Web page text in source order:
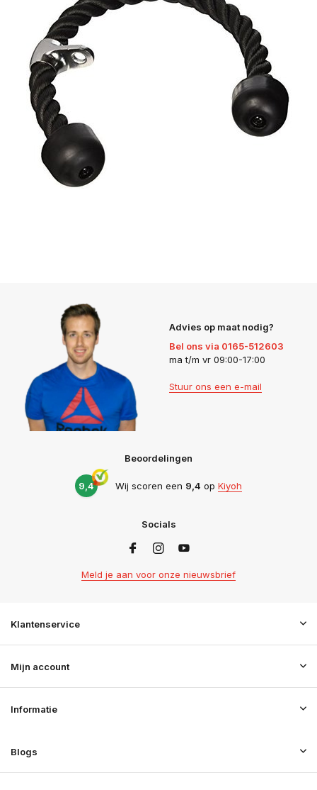
Advies op maat nodig?
Bel ons via 0165-512603
ma t/m vr 09:00-17:00
Stuur ons een e-mail
Beoordelingen
9,4 Wij scoren een 9,4 op Kiyoh
Socials
Meld je aan voor onze nieuwsbrief
Klantenservice
Mijn account
Informatie
Blogs